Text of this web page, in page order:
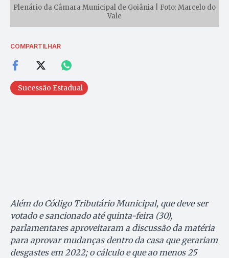
Plenário da Câmara Municipal de Goiânia | Foto: Marcelo do
Vale
COMPARTILHAR
Sucessão Estadual
Além do Código Tributário Municipal, que deve ser
votado e sancionado até quinta-feira (30),
parlamentares aproveitaram a discussão da matéria
para aprovar mudanças dentro da casa que gerariam
desgastes em 2022; o cálculo e que ao menos 25